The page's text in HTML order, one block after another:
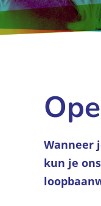
Wanneer
kun je